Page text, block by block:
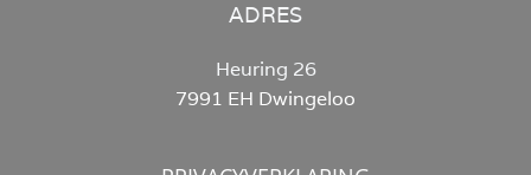
ADRES
Heuring 26
7991 EH Dwingeloo